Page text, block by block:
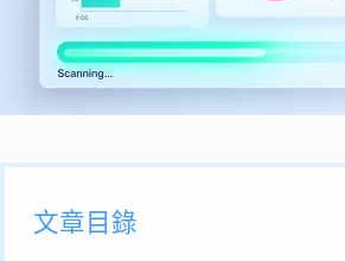
文章目錄